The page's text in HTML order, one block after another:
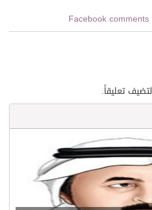
Facebook comments
لتضيف تعليقاً.